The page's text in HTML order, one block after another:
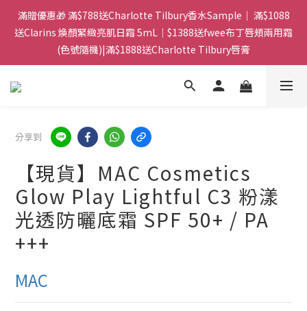
門市：旺角兆萬中心地庫B218 ｜ 所有訂單可旺角門市取貨｜全店
滿$399包郵局取件｜$599包順豐站/站智能櫃｜$699包順豐上門派
件
滿贈優惠🎁 滿$788送Charlotte Tilbury香水Sample｜ 滿$1088
送Clarins 煥顏緊緻亮肌日霜 5mL｜$1388送fwee布丁唇頰兩用霜
(色號隨機)|滿$1888送Charlotte Tilbury唇膏
門市：旺角兆萬中心地庫B218 ｜ 所有訂單可旺角門市取貨｜全店
分享到
【現貨】MAC Cosmetics
Glow Play Lightful C3 粉漾
光透防曬底霜 SPF 50+ / PA
+++
MAC